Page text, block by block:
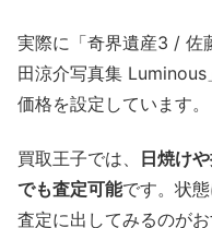
実際に「奇界遺産3 / 佐
田涼介写真集
価格を設定しています。
買取王子では、
日焼け
でも査定可能です。状
査定に出してみるのがお